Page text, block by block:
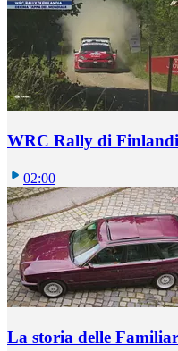
WRC Rally di
02:00
La storia delle